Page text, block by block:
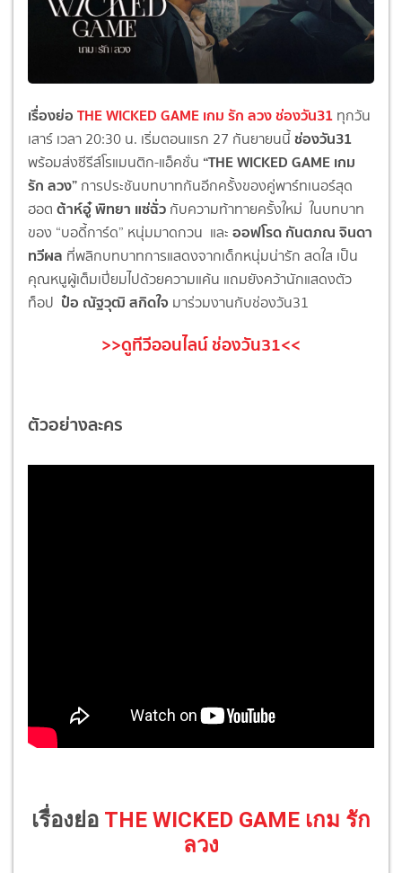
เรื่องย่อTHE WICKED GAME เกม รัก ลวง ช่องวัน31 ทุกวัน
เสาร์ เวลา 20:30 น. เริ่มตอนแรก 27 กันยายนนี้ ช่องวัน31
พร้อมส่งซีรีส์โรแมนติก-แอ็คชั่น “THE WICKED GAMEเกม
รัก ลวง” การประชันบทบาทกันอีกครั้งของคู่พาร์ทเนอร์สุด
ฮอต ต้าห์อู๋ พิทยา แซ่ฉั่ว กับความท้าทายครั้งใหม่ ในบทบาท
ของ “บอดี้การ์ด” หนุ่มมาดกวน และ ออฟโรด กันตภณ จินดา
ทวีผล ที่พลิกบทบาทการแสดงจากเด็กหนุ่มน่ารัก สดใส เป็น
คุณหนูผู้เต็มเปี่ยมไปด้วยความแค้น แถมยังคว้านักแสดงตัว
ท็อป ป๋อ ณัฐวุฒิ สกิดใจ มาร่วมงานกับช่องวัน31
>>ดูทีวีออนไลน์ ช่องวัน31<<
ตัวอย่างละคร
เรื่องย่อ THE WICKED GAME เกม รัก
ลวง